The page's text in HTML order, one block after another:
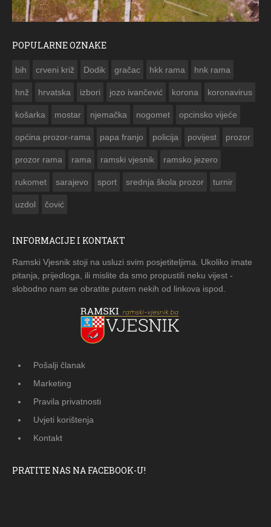
POPULARNE OZNAKE
bih crveni križ Dodik gračac hkk rama hnk rama
hnž hrvatska izbori jozo ivančević korona koronavirus
košarka mostar njemačka nogomet opcinsko vijeće
općina prozor-rama papa franjo policija povijest prozor
prozor rama rama ramski vjesnik ramsko jezero
rukomet sarajevo sport srednja škola prozor turnir
uzdol čović
INFORMACIJE I KONTAKT
Ramski Vjesnik stoji na usluzi svim posjetiteljima. Ukoliko imate
pitanja, prijedloga, ili mislite da smo propustili neku vijest -
slobodno nam se obratite putem nekih od linkova ispod.
Pošalji članak
Marketing
Pravila privatnosti
Uvjeti korištenja
Kontakt
PRATITE NAS NA FACEBOOK-U!